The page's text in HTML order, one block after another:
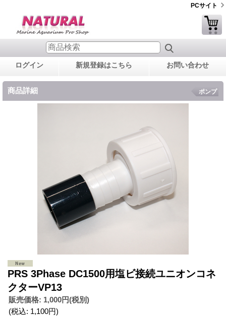
PCサイト
ログイン 新規登録はこちら お問い合わせ
商品詳細 ポンプ
PRS 3Phase DC1500用塩ビ接続ユニオンコネ
クターVP13
販売価格: 1,000円(税別)
(税込: 1,100円)